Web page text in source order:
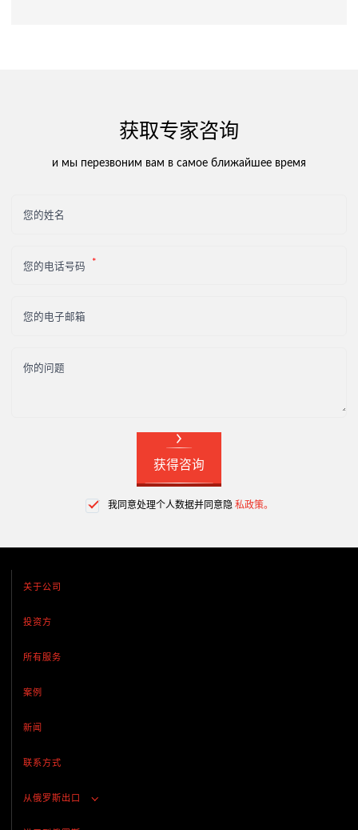
获取专家咨询
и мы перезвоним вам в самое ближайшее время
您的姓名
您的电话号码
您的电子邮箱
你的问题
获得咨询
我同意处理个人数据并同意隐 私政策。
关于公司
投资方
所有服务
案例
新闻
联系方式
从俄罗斯出口